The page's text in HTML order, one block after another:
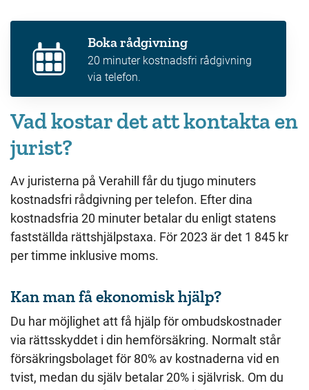
Boka rådgivning
20 minuter kostnadsfri rådgivning
via telefon.
Vad kostar det att kontakta en
jurist?
Av juristerna på Verahill får du tjugo minuters
kostnadsfri rådgivning per telefon. Efter dina
kostnadsfria 20 minuter betalar du enligt statens
fastställda rättshjälpstaxa. För 2023 är det 1 845 kr
per timme inklusive moms.
Kan man få ekonomisk hjälp?
Du har möjlighet att få hjälp för ombudskostnader
via rättsskyddet i din hemförsäkring. Normalt står
försäkringsbolaget för 80% av kostnaderna vid en
tvist, medan du själv betalar 20% i självrisk. Om du